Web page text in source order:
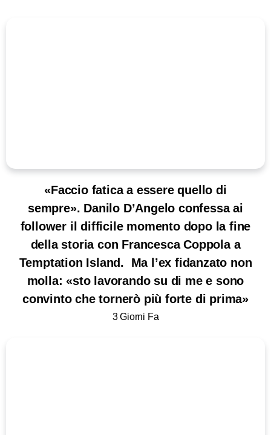
«Faccio fatica a essere quello di
sempre». Danilo D’Angelo confessa ai
follower il difficile momento dopo la fine
della storia con Francesca Coppola a
Temptation Island. Ma l’ex fidanzato non
molla: «sto lavorando su di me e sono
convinto che tornerò più forte di prima»
3 Giorni Fa